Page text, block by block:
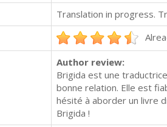
Translation in progress.
Author review:
Brigida est une
bonne relation. Elle est
hésité à aborder un livre
Brigida !